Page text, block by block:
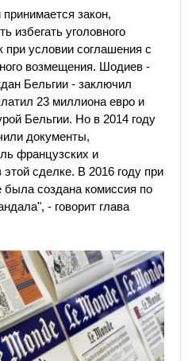
закон,
избегать уголовного
при условии соглашения с
возмещения. Шодиев -
Бельгии - заключил
23 миллиона евро и
Бельгии. Но в 2014 году
документы,
французских и
этой сделке. В 2016 году при
была создана комиссия по
- говорит глава